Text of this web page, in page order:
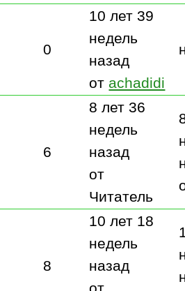
0
10 лет 39
недель
назад
от achadidi
6
8 лет 36
недель
назад
от
Читатель
8
10 лет 18
недель
назад